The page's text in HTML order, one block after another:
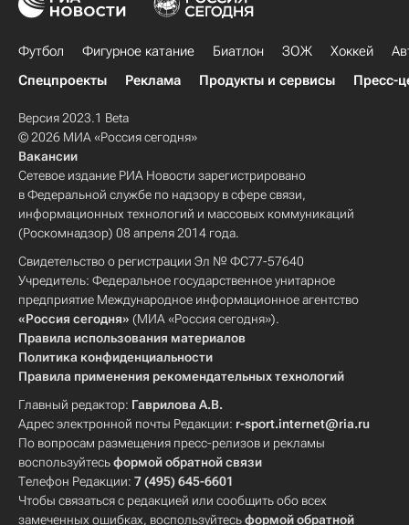
Футбол Фигурное катание Биатлон ЗОЖ Хоккей
Спецпроекты
Реклама Продукты и сервисы Пресс-
Версия 2023.1 Beta
© 2026 МИА «Россия сегодня»
Вакансии
Сетевое издание РИА Новости зарегистрировано
в Федеральной службе по надзору в сфере связи,
информационных технологий и массовых коммуникаций
(Роскомнадзор) 08 апреля 2014 года.
Свидетельство о регистрации Эл № ФС77-57640
Учредитель: Федеральное государственное унитарное
предприятие Международное информационное агентство
«Россия сегодня» (МИА «Россия сегодня»).
Правила использования материалов
Политика конфиденциальности
Правила применения рекомендательных технологий
Главный редактор: Гаврилова А.В.
Адрес электронной почты Редакции: r-sport.internet@ria.ru
По вопросам размещения пресс-релизов и рекламы
воспользуйтесьформой обратной связи
Телефон Редакции: 7 (495) 645-6601
Чтобы связаться с редакцией или сообщить обо всех
замеченных ошибках, воспользуйтесьформой обратной